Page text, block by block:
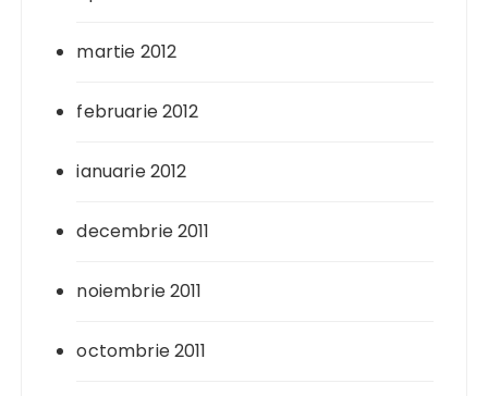
martie 2012
februarie 2012
ianuarie 2012
decembrie 2011
noiembrie 2011
octombrie 2011